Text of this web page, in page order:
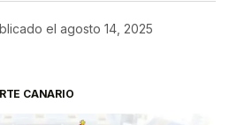
el agosto 14, 2025
CANARIO